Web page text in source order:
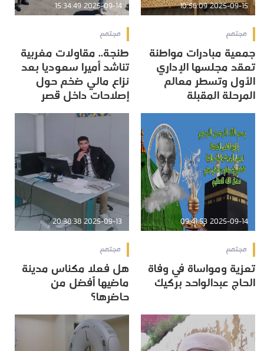
2025-09-15 10:56:09
مجتمع
جمعية مبادرات مواطنة
تعقد مجلسها الإداري
الأول وتسطر معالم
المرحلة المقبلة
2025-09-14 15:34:49
مجتمع
طنجة.. مقاولات مغربية
تناشد أميرا سعوديا بعد
نزاع مالي ضخم حول
إصلاحات داخل قصر
2025-09-14 09:41:53
مجتمع
تعزية ومواساة في وفاة
الحاج عبدالواحد بركيك
2025-09-13 20:38:38
مجتمع
هل فعلا مكناس مدينة
ماضيها أفضل من
حاضرها؟